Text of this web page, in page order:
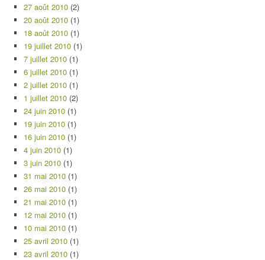
27 août 2010 (2)
20 août 2010 (1)
18 août 2010 (1)
19 juillet 2010 (1)
7 juillet 2010 (1)
6 juillet 2010 (1)
2 juillet 2010 (1)
1 juillet 2010 (2)
24 juin 2010 (1)
19 juin 2010 (1)
16 juin 2010 (1)
4 juin 2010 (1)
3 juin 2010 (1)
31 mai 2010 (1)
26 mai 2010 (1)
21 mai 2010 (1)
12 mai 2010 (1)
10 mai 2010 (1)
25 avril 2010 (1)
23 avril 2010 (1)